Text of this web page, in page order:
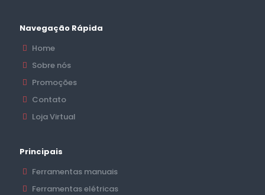
Navegação Rápida
Home
Sobre nós
Promoções
Contato
Loja Virtual
Principais
Ferramentas manuais
Ferramentas elétricas